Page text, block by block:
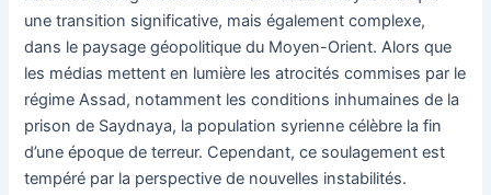
une transition significative, mais également complexe,
dans le paysage géopolitique du Moyen-Orient. Alors que
les médias mettent en lumière les atrocités commises par le
régime Assad, notamment les conditions inhumaines de la
prison de Saydnaya, la population syrienne célèbre la fin
d’une époque de terreur. Cependant, ce soulagement est
tempéré par la perspective de nouvelles instabilités.